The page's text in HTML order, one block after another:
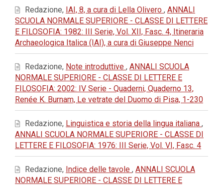
Redazione, IAI, 8, a cura di Lella Olivero , ANNALI
SCUOLA NORMALE SUPERIORE - CLASSE DI LETTERE
E FILOSOFIA: 1982: III Serie, Vol. XII, Fasc. 4, Itineraria
Archaeologica Italica (IAI), a cura di Giuseppe Nenci
Redazione, Note introduttive , ANNALI SCUOLA
NORMALE SUPERIORE - CLASSE DI LETTERE E
FILOSOFIA: 2002: IV Serie - Quaderni, Quaderno 13,
Renée K. Burnam, Le vetrate del Duomo di Pisa, 1-230
Redazione, Linguistica e storia della lingua italiana ,
ANNALI SCUOLA NORMALE SUPERIORE - CLASSE DI
LETTERE E FILOSOFIA: 1976: III Serie, Vol. VI, Fasc. 4
Redazione, Indice delle tavole , ANNALI SCUOLA
NORMALE SUPERIORE - CLASSE DI LETTERE E